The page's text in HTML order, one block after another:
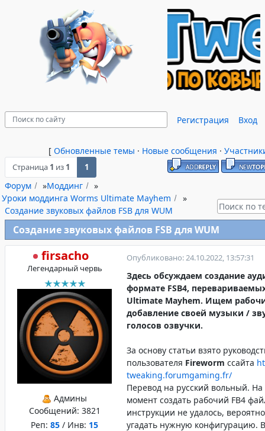
Регистрация Вход
[ Обновленные темы · Новые сообщения ·
Страница 1 из 1 1
Форум »Моддинг
»
Уроки моддинга Worms Ultimate Mayhem
»
Создание звуковых файлов FSB для WUM
Создание звуковых файлов FSB для WUM
firsacho
Легендарный червь
Админы
Сообщений: 3821
Реп: 85 / Инв: 15
Опубликовано: 24.10.2022, 13:57:31
Здесь обсуждаем создание
формате FSB4,
Ultimate Mayhem. Ищем
добавление своей музыки /
голосов озвучки.
За основу статьи взято
пользователя Fireworm ссайта
tweaking.forumgaming.fr/
Перевод на русский вольный.
момент создать рабочий FB4
инструкции не удалось,
угадать нужную конфигурацию.